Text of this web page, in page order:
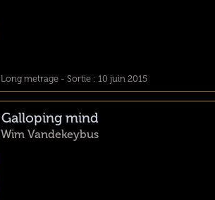
Long metrage - Sortie : 10 juin 2015
Galloping mind
Wim Vandekeybus